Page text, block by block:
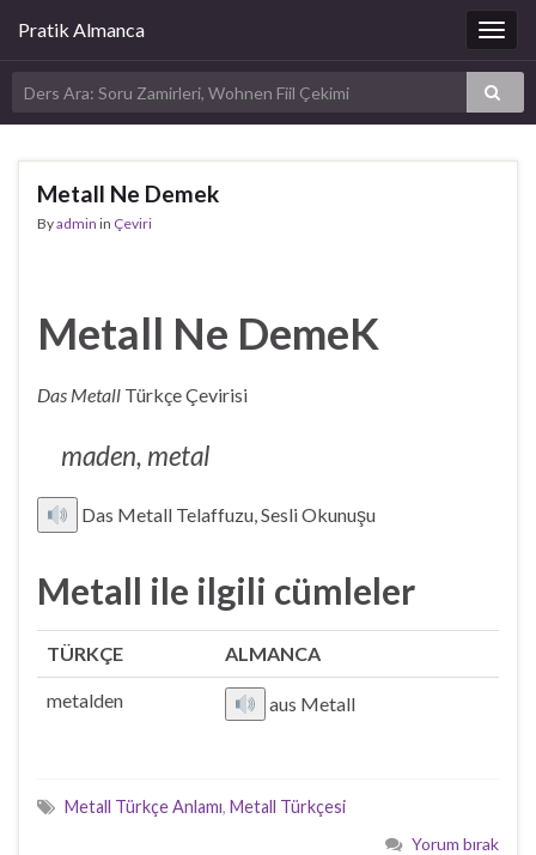
Pratik Almanca
Metall Ne Demek
Byadmin in Çeviri
Metall Ne DemeK
Das Metall Türkçe Çevirisi
maden, metal
Das Metall Telaffuzu, Sesli Okunuşu
Metall ile ilgili cümleler
TÜRKÇE ALMANCA
metalden aus Metall
Metall Türkçe Anlamı, Metall Türkçesi
Yorum bırak